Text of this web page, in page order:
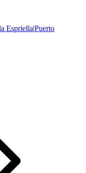
Espriella|Puerto